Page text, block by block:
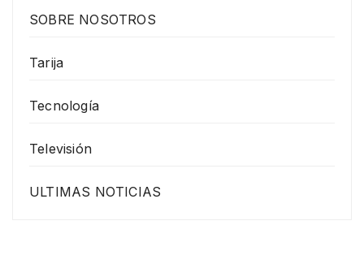
SOBRE NOSOTROS
Tarija
Tecnología
Televisión
ULTIMAS NOTICIAS